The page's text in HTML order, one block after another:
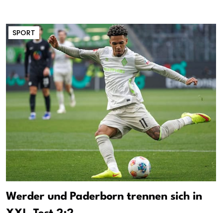
SPORT
Werder und Paderborn trennen sich in